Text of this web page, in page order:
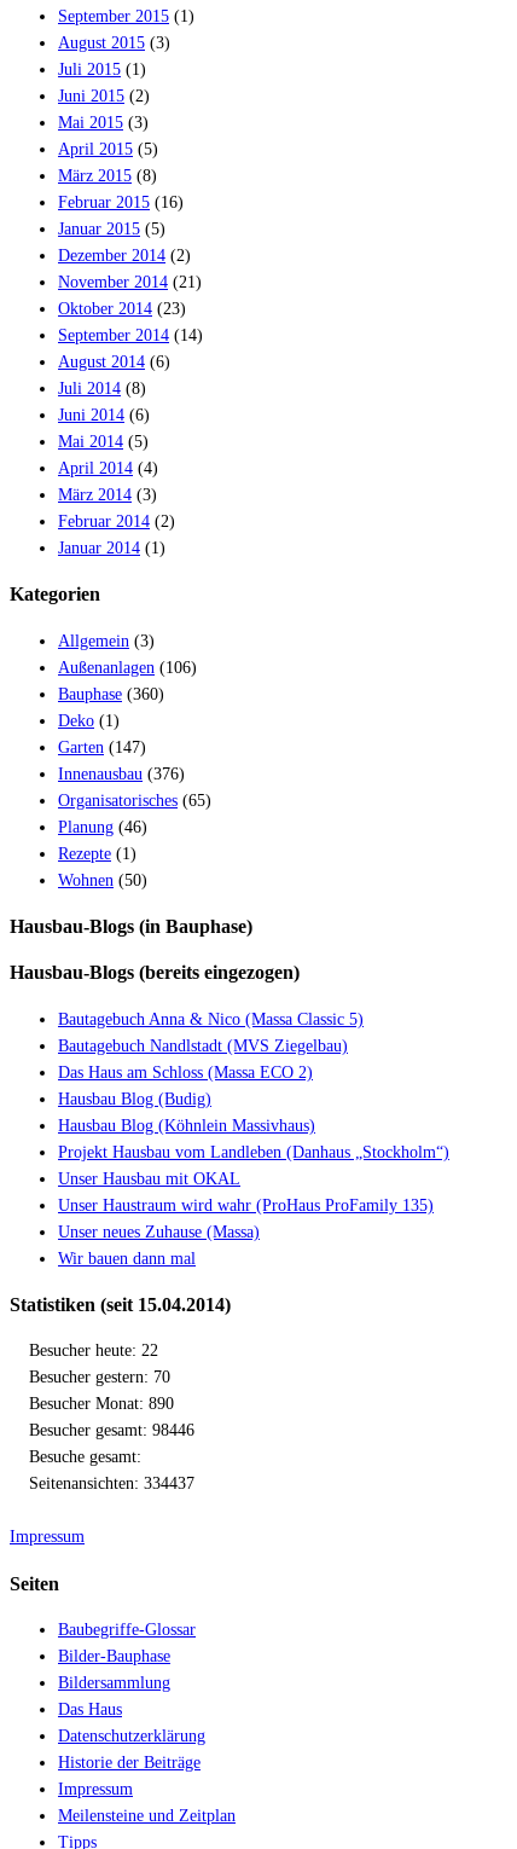
September 2015 (1)
August 2015 (3)
Juli 2015 (1)
Juni 2015 (2)
Mai 2015 (3)
April 2015 (5)
März 2015 (8)
Februar 2015 (16)
Januar 2015 (5)
Dezember 2014 (2)
November 2014 (21)
Oktober 2014 (23)
September 2014 (14)
August 2014 (6)
Juli 2014 (8)
Juni 2014 (6)
Mai 2014 (5)
April 2014 (4)
März 2014 (3)
Februar 2014 (2)
Januar 2014 (1)
Kategorien
Allgemein (3)
Außenanlagen (106)
Bauphase (360)
Deko (1)
Garten (147)
Innenausbau (376)
Organisatorisches (65)
Planung (46)
Rezepte (1)
Wohnen (50)
Hausbau-Blogs (in Bauphase)
Hausbau-Blogs (bereits eingezogen)
Bautagebuch Anna & Nico (Massa Classic 5)
Bautagebuch Nandlstadt (MVS Ziegelbau)
Das Haus am Schloss (Massa ECO 2)
Hausbau Blog (Budig)
Hausbau Blog (Köhnlein Massivhaus)
Projekt Hausbau vom Landleben (Danhaus „Stockholm“)
Unser Hausbau mit OKAL
Unser Haustraum wird wahr (ProHaus ProFamily 135)
Unser neues Zuhause (Massa)
Wir bauen dann mal
Statistiken (seit 15.04.2014)
Besucher heute: 22
Besucher gestern: 70
Besucher Monat: 890
Besucher gesamt: 98446
Besuche gesamt:
Seitenansichten: 334437
Impressum
Seiten
Baubegriffe-Glossar
Bilder-Bauphase
Bildersammlung
Das Haus
Datenschutzerklärung
Historie der Beiträge
Impressum
Meilensteine und Zeitplan
Tipps